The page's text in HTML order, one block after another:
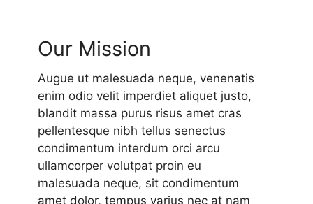
Our Mission
Augue ut malesuada neque, venenatis
enim odio velit imperdiet aliquet justo,
blandit massa purus risus amet cras
pellentesque nibh tellus senectus
condimentum interdum orci arcu
ullamcorper volutpat proin eu
malesuada neque, sit condimentum
amet dolor, tempus varius nec at nam